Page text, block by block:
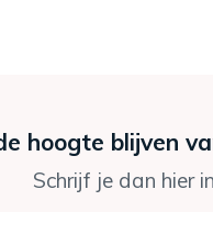
hoogte blijven
Schrijf je dan hier